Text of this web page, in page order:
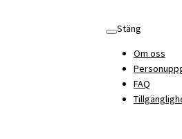
Stäng
Om oss
FAQ